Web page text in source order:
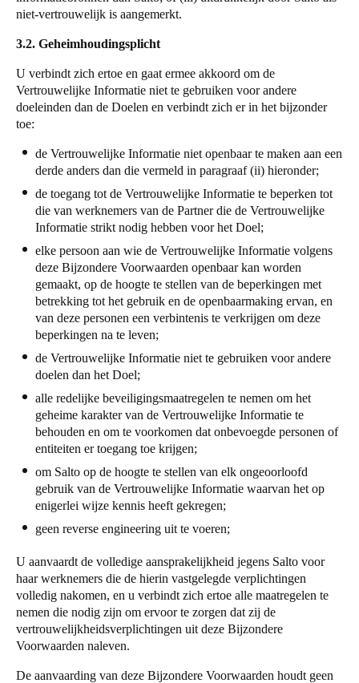
niet-vertrouwelijk is aangemerkt.
3.2. Geheimhoudingsplicht
U verbindt zich ertoe en gaat ermee akkoord om de
Vertrouwelijke Informatie niet te gebruiken voor andere
doeleinden dan de Doelen en verbindt zich er in het bijzonder
toe:
de Vertrouwelijke Informatie niet openbaar te maken aan een
derde anders dan die vermeld in paragraaf (ii) hieronder;
de toegang tot de Vertrouwelijke Informatie te beperken tot
die van werknemers van de Partner die de Vertrouwelijke
Informatie strikt nodig hebben voor het Doel;
elke persoon aan wie de Vertrouwelijke Informatie volgens
deze Bijzondere Voorwaarden openbaar kan worden
gemaakt, op de hoogte te stellen van de beperkingen met
betrekking tot het gebruik en de openbaarmaking ervan, en
van deze personen een verbintenis te verkrijgen om deze
beperkingen na te leven;
de Vertrouwelijke Informatie niet te gebruiken voor andere
doelen dan het Doel;
alle redelijke beveiligingsmaatregelen te nemen om het
geheime karakter van de Vertrouwelijke Informatie te
behouden en om te voorkomen dat onbevoegde personen of
entiteiten er toegang toe krijgen;
om Salto op de hoogte te stellen van elk ongeoorloofd
gebruik van de Vertrouwelijke Informatie waarvan het op
enigerlei wijze kennis heeft gekregen;
geen reverse engineering uit te voeren;
U aanvaardt de volledige aansprakelijkheid jegens Salto voor
haar werknemers die de hierin vastgelegde verplichtingen
volledig nakomen, en u verbindt zich ertoe alle maatregelen te
nemen die nodig zijn om ervoor te zorgen dat zij de
vertrouwelijkheidsverplichtingen uit deze Bijzondere
Voorwaarden naleven.
De aanvaarding van deze Bijzondere Voorwaarden houdt geen